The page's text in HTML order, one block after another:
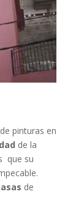
pinturas en
de la
que su
de